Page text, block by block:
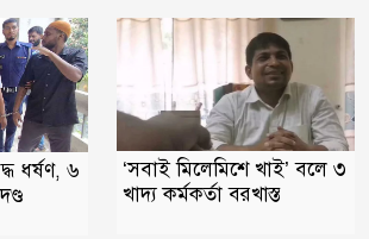
ধর্ষণ, ৬
‘সবাই মিলেমিশে খাই’ বলে ৩
খাদ্য কর্মকর্তা বরখাস্ত